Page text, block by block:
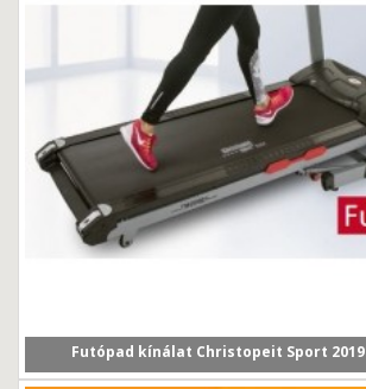
Futópad kínálat Christopeit Sport 2019